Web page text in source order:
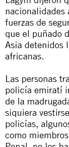
nacionalidades
fuerzas de
que el puñado
Asia detenidos
africanas.
Las personas
policía emiratí
de la
siquiera
policías,
como